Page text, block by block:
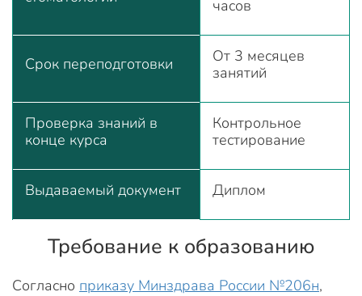
часов
Срок переподготовки
От 3 месяцев
занятий
Проверка знаний в
конце курса
Контрольное
тестирование
Выдаваемый документ Диплом
Требование к образованию
Согласно приказу Минздрава России №206н,